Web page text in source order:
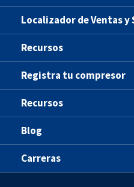
Localizador de Ventas y
Recursos
Registra tu compresor
Recursos
Blog
Carreras